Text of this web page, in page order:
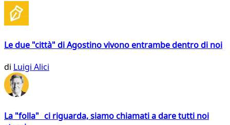
Le due "città" di Agostino vivono entrambe dentro di noi
di Luigi Alici
La "folla" ci riguarda, siamo chiamati a dare tutti noi